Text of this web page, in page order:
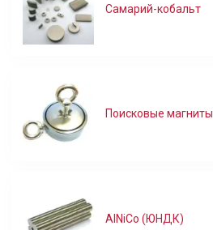
Самарий-кобальт
Поисковые магниты
AlNiCo (ЮНДК)